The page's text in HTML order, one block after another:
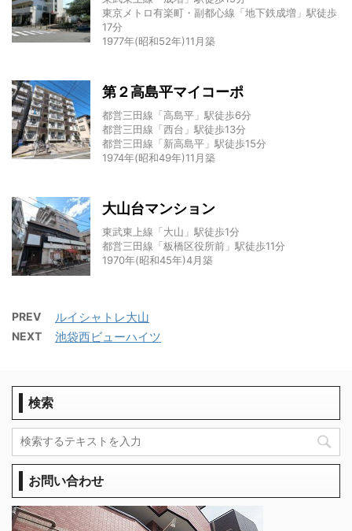
東京メトロ有楽町・副都心線「地下鉄成増」駅徒歩
17分
1977年(昭和52年)11月築
第２高島平マイコーポ
都営三田線「高島平」駅徒歩6分
都営三田線「西台」駅徒歩13分
都営三田線「新高島平」駅徒歩15分
1974年(昭和49年)11月築
大山台マンション
東武東上線「大山」駅徒歩1分
都営三田線「板橋区役所前」駅徒歩11分
1970年(昭和45年)4月築
PREV ルイシャトレ大山
NEXT 池袋西ビューハイツ
検索
お問い合わせ